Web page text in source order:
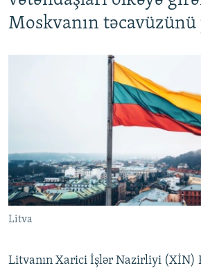
Moskvanın
Litva
Litvanın Xarici İşlər Nazirliyi (XİN)